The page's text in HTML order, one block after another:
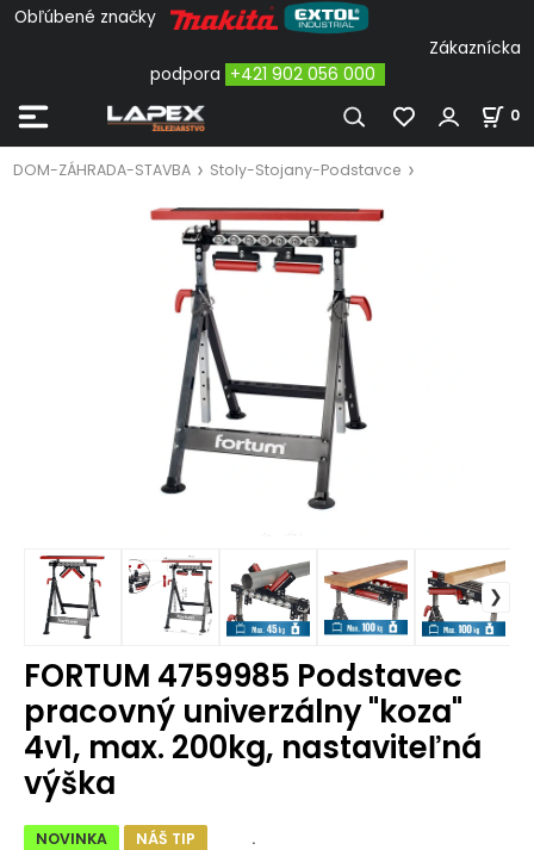
Obľúbené značky
Zákaznícka
podpora +421 902 056 000
0
DOM-ZÁHRADA-STAVBA Stoly-Stojany-Podstavce
FORTUM 4759985 Podstavec
pracovný univerzálny "koza"
4v1, max. 200kg, nastaviteľná
výška
NOVINKA NÁŠ TIP .